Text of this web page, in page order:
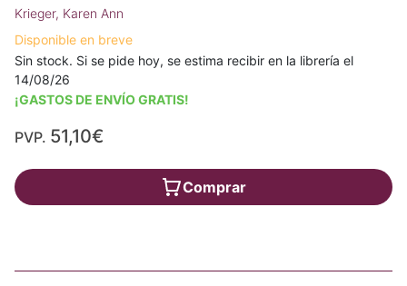
Krieger, Karen Ann
Disponible en breve
Sin stock. Si se pide hoy, se estima recibir en la librería el
14/08/26
¡GASTOS DE ENVÍO GRATIS!
PVP. 51,10€
Comprar